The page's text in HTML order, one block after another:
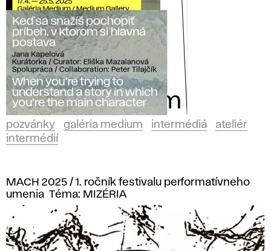
pozvánky galéria medium intermédiá
ateliér
intermédií
MACH 2025 / 1. ročník festivalu performatívneho
umenia Téma: MIZÉRIA